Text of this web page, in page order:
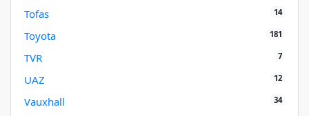
Tofas 14
Toyota 181
TVR 7
UAZ 12
Vauxhall 34